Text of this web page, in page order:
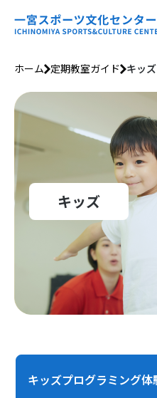
ホーム 定期教室ガイド キッズ
キッズ
キッズプログラミング体